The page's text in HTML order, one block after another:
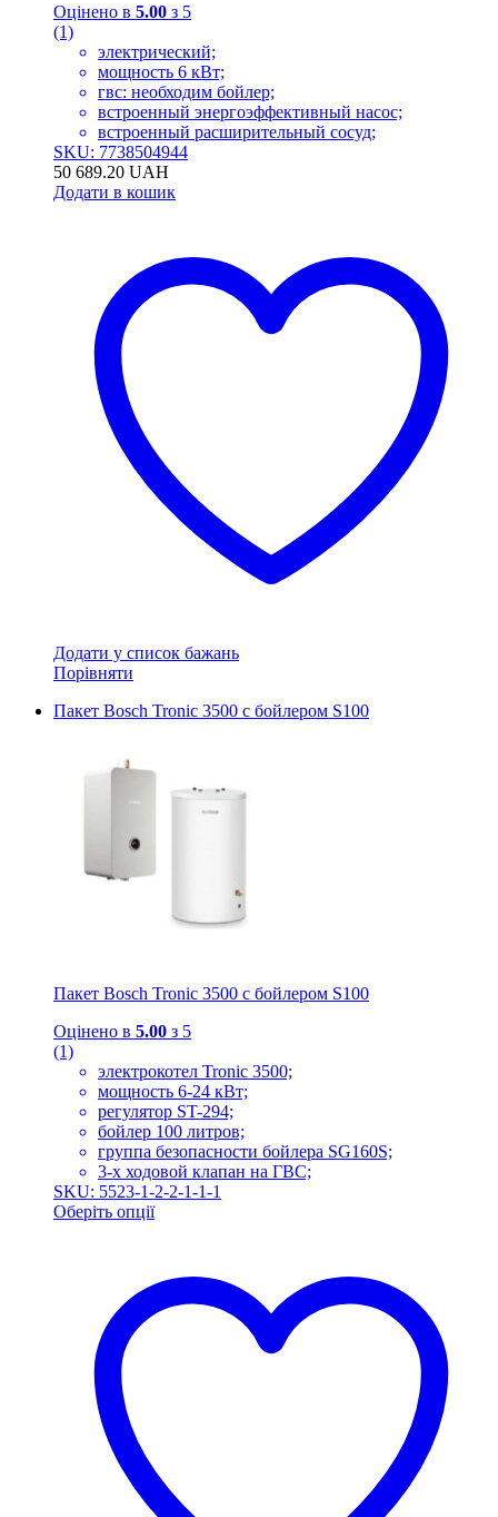
Оцінено в 5.00 з 5
(1)
электрический;
мощность 6 кВт;
гвс: необходим бойлер;
встроенный энергоэффективный насос;
встроенный расширительный сосуд;
SKU: 7738504944
50 689.20 UAH
Додати в кошик
Додати у список бажань
Порівняти
Пакет Bosch Tronic 3500 с бойлером S100
Пакет Bosch Tronic 3500 с бойлером S100
Оцінено в 5.00 з 5
(1)
электрокотел Tronic 3500;
мощность 6-24 кВт;
регулятор ST-294;
бойлер 100 литров;
группа безопасности бойлера SG160S;
3-х ходовой клапан на ГВС;
SKU: 5523-1-2-2-1-1-1
Оберіть опції
варіантів.
Параметри
можна
вибрати
сторінці
товару